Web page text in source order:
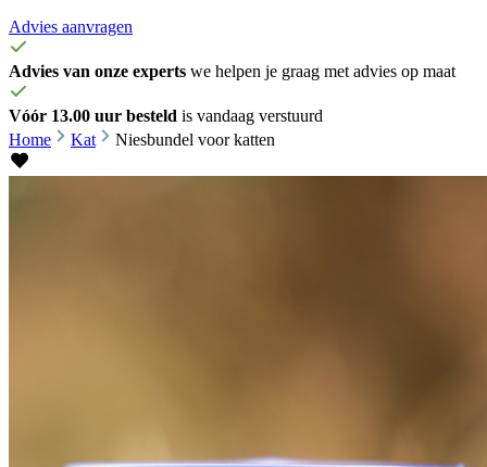
Advies aanvragen
Advies van onze experts we helpen je graag met advies op maat
Vóór 13.00 uur besteld is vandaag verstuurd
Home
Kat Niesbundel voor katten